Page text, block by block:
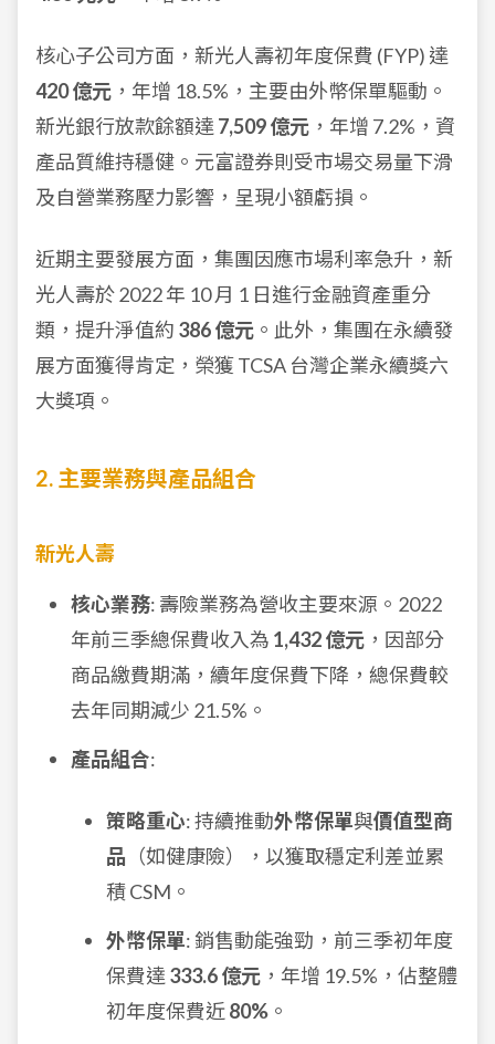
核心子公司方面，新光人壽初年度保費 (FYP) 達
420 億元 ，年增 18.5%，主要由外幣保單驅動。
新光銀行放款餘額達 7,509 億元 ，年增 7.2%，資
產品質維持穩健。元富證券則受市場交易量下滑
及自營業務壓力影響，呈現小額虧損。
近期主要發展方面，集團因應市場利率急升，新
光人壽於 2022 年 10 月 1 日進行金融資產重分
類，提升淨值約 386 億元 。此外，集團在永續發
展方面獲得肯定，榮獲 TCSA 台灣企業永續獎六
大獎項。
2. 主要業務與產品組合
新光人壽
核心業務: 壽險業務為營收主要來源。2022
年前三季總保費收入為 1,432 億元 ，因部分
商品繳費期滿，續年度保費下降，總保費較
去年同期減少 21.5%。
產品組合:
策略重心: 持續推動外幣保單與價值型商
品 （如健康險），以獲取穩定利差並累
積 CSM。
外幣保單: 銷售動能強勁，前三季初年度
保費達 333.6 億元 ，年增 19.5%，佔整體
初年度保費近80% 。